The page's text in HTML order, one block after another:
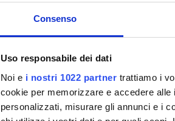
Consenso
Uso responsabile dei dati
Noi e i nostri 1022 partner trattiamo i
cookie per memorizzare e accedere
personalizzati, misurare gli annunci e i
NEUROLOGIA
Credits
1
Location
VICENZA